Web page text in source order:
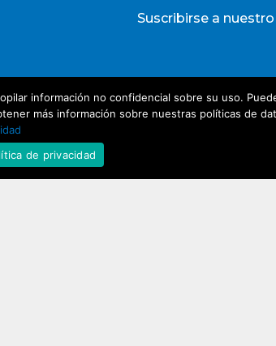
Suscribirse a
Política de
información no confidencial sobre su uso.
más información sobre nuestras políticas de
de privacidad